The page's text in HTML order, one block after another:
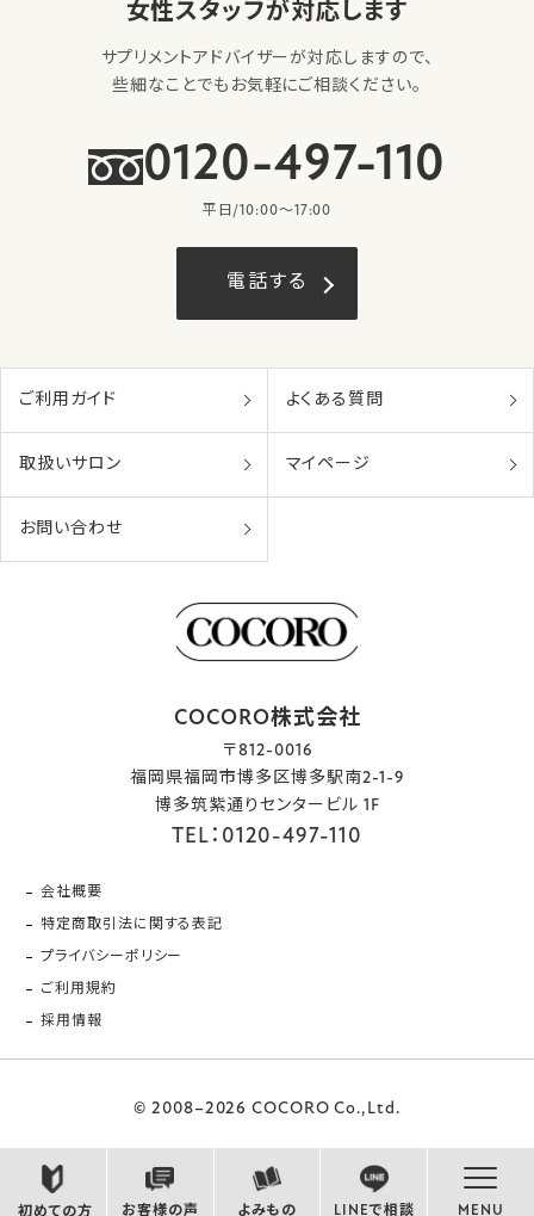
初めての方 お客様の声 よみもの LINEで相談 MENU
女性スタッフが対応します
サプリメントアドバイザーが対応しますので、
些細なことでもお気軽にご相談ください。
0120-497-110
平日/10:00〜17:00
電話する
ご利用ガイド よくある質問
取扱いサロン マイページ
お問い合わせ
COCORO株式会社
〒812-0016
福岡県福岡市博多区博多駅南2-1-9
博多筑紫通りセンタービル 1F
TEL：0120-497-110
会社概要
特定商取引法に関する表記
プライバシーポリシー
ご利用規約
採用情報
© 2008–2026 COCORO Co.,Ltd.